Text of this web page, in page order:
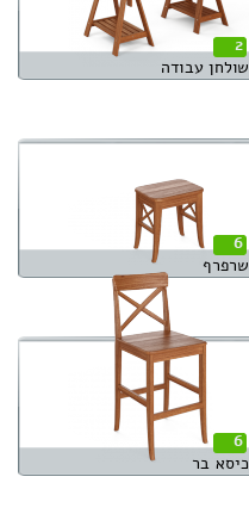
2
שולחן עבודה
6
שרפרף
6
כיסא בר